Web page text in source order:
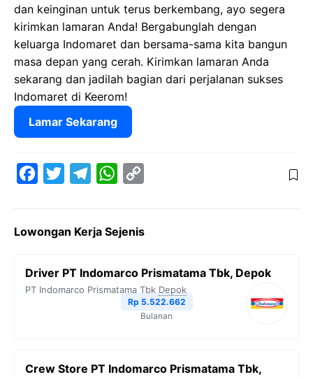
dan keinginan untuk terus berkembang, ayo segera
kirimkan lamaran Anda! Bergabunglah dengan
keluarga Indomaret dan bersama-sama kita bangun
masa depan yang cerah. Kirimkan lamaran Anda
sekarang dan jadilah bagian dari perjalanan sukses
Indomaret di Keerom!
Lamar Sekarang
e
o
t
e
e
r
W
t
A
y
i
n
k
Lowongan Kerja Sejenis
Driver PT Indomarco Prismatama Tbk, Depok
PT Indomarco Prismatama Tbk Depok
Rp 5.522.662
Bulanan
Crew Store PT Indomarco Prismatama Tbk,